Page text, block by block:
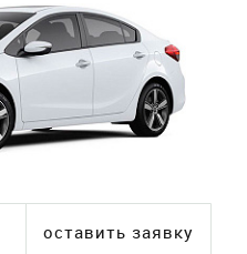
оставить заявку